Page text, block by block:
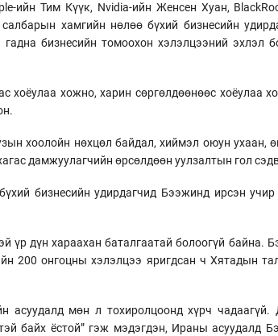
ийн Тим Күүк, Nvidia-ийн Женсен Хуан,
хамгийн нөлөө бүхий бизнесийн
бизнесийн томоохон хэлэлцээний эхлэл
хожно, харин сөргөлдөөнөөс хоёулаа
хоолойн нөхцөл байдал, хиймэл оюун ухаан,
дамжуулагчийн өрсөлдөөн уулзалтын гол
бизнесийн удирдагчид Бээжинд ирсэн
үр дүн хараахан баталгаатай болоогүй байна.
200 онгоцны хэлэлцээ яригдсан ч Хятадын
асуудалд мөн л тохиролцоонд хүрч
байх ёстой” гэж мэдэгдэн, Ираны асуудалд